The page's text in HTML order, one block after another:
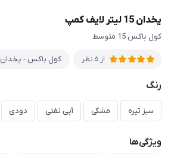
یخدان 15 لیتر لایف کمپ
کول باکس 15 متوسط
از 5 نظر کول باکس - یخدان
رنگ
سبز تیره مشکی آبی نفتی دودی
ویژگی‌ها